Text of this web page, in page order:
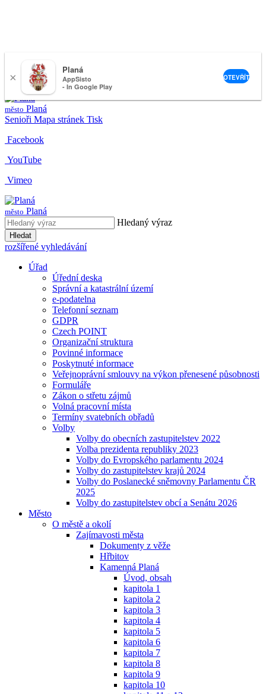
nemeckova@muplana.cz
město Planá
Senioři Mapa stránek Tisk
Facebook
YouTube
Vimeo
město Planá
Hledaný výraz
Hledat
rozšířené vyhledávání
Úřad
Úřední deska
Správní a katastrální území
e-podatelna
Telefonní seznam
GDPR
Czech POINT
Organizační struktura
Povinné informace
Poskytnuté informace
Veřejnoprávní smlouvy na výkon přenesené působnosti
Formuláře
Zákon o střetu zájmů
Volná pracovní místa
Termíny svatebních obřadů
Volby
Volby do obecních zastupitelstev 2022
Volba prezidenta republiky 2023
Volby do Evropského parlamentu 2024
Volby do zastupitelstev krajů 2024
Volby do Poslanecké sněmovny Parlamentu ČR
2025
Volby do zastupitelstev obcí a Senátu 2026
Město
O městě a okolí
Zajímavosti města
Dokumenty z věže
Hřbitov
Kamenná Planá
Úvod, obsah
kapitola 1
kapitola 2
kapitola 3
kapitola 4
kapitola 5
kapitola 6
kapitola 7
kapitola 8
kapitola 9
kapitola 10
×
Planá
AppSisto
- In Google Play
OTEVŘÍT